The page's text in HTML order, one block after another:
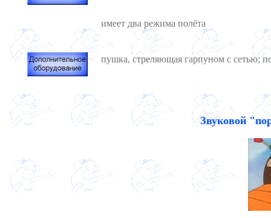
имеет два режима полёта
пушка, стреляющая гарпуном с сетью;
Звуковой